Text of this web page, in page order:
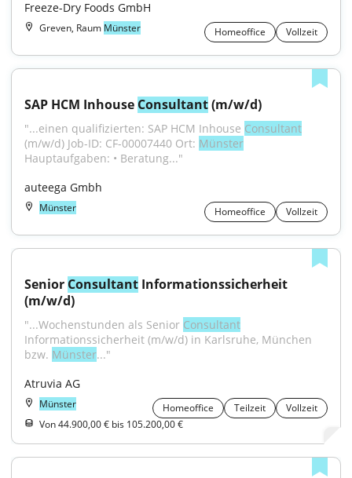
Freeze-Dry Foods GmbH
Greven, Raum Münster Homeoffice Vollzeit
SAP HCM Inhouse Consultant (m/w/d)
"...einen qualifizierten: SAP HCM Inhouse Consultant
(m/w/d) Job-ID: CF-00007440 Ort: Münster
Hauptaufgaben: • Beratung..."
auteega Gmbh
Münster Homeoffice Vollzeit
Senior Consultant Informationssicherheit
(m/w/d)
"...Wochenstunden als Senior Consultant
Informationssicherheit (m/w/d) in Karlsruhe, München
bzw. Münster..."
Atruvia AG
Münster Homeoffice Teilzeit
Vollzeit
Von 44.900,00 € bis 105.200,00 €